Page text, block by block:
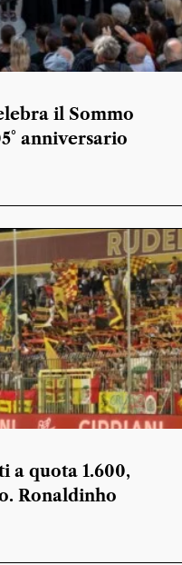
il Sommo
anniversario
a quota 1.600,
Ronaldinho